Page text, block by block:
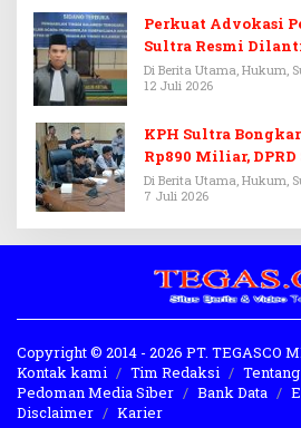
Perkuat Advokasi
Sultra Resmi
PERADI
Di Berita Utama, Hukum,
12 Juli 2026
KPH Sultra
Rp890 Miliar,
Di Berita Utama, Hukum,
7 Juli 2026
Copyright © 2014 - 2026 PT. TEGASCO
Kontak kami
Tim Redaksi
Pedoman Media Siber
Bank Data
Disclaimer
Karier